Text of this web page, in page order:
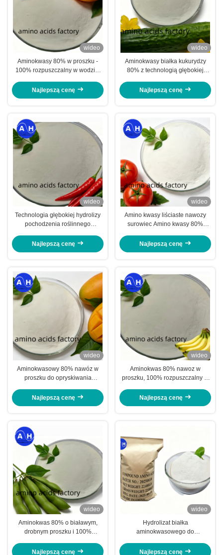
wideo
Aminokwasy 80% w proszku -
100% rozpuszczalny w wodzie,
białawej, zawierający 12% azotu
organicznego do odżywiania
Najlepszą cenę
wideo
Aminokwasy białka kukurydzy
80% z technologią głębokiej
wodzie i pochodzenie bez GMO
Najlepszą cenę
wideo
Technologia głębokiej hydrolizy
pochodzenia roślinnego
produkcji nawozów płynnych i
Najlepszą cenę
wideo
Amino kwasy liściaste nawozy
surowiec Amino kwasy 80%
wodzie źródło fermentacji do
Najlepszą cenę
wideo
Aminokwasowy 80% nawóz w
proszku do opryskiwania
płynnych nawozów
Najlepszą cenę
wideo
Aminokwas 80% nawoz w
proszku, 100% rozpuszczalny w
Najlepszą cenę
wideo
Aminokwas 80% o białawym,
drobnym proszku i 100%
skutecznego odżywiania roślin
Najlepszą cenę
wideo
Hydrolizat białka
aminokwasowego do
rozwiązań rolniczych
Najlepszą cenę